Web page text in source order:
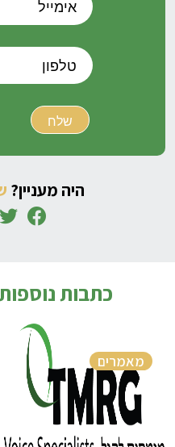
היה מעניין?
כתבות
מאמרים